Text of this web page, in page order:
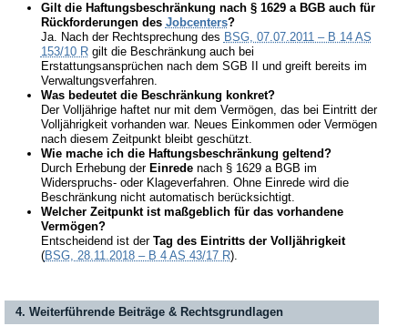
Gilt die Haftungsbeschränkung nach § 1629 a BGB auch für
Rückforderungen des Jobcenters?
Ja. Nach der Rechtsprechung des BSG, 07.07.2011 – B 14 AS
153/10 Rgilt die Beschränkung auch bei
Erstattungsansprüchen nach dem SGB II und greift bereits im
Verwaltungsverfahren.
Was bedeutet die Beschränkung konkret?
Der Volljährige haftet nur mit dem Vermögen, das bei Eintritt der
Volljährigkeit vorhanden war. Neues Einkommen oder Vermögen
nach diesem Zeitpunkt bleibt geschützt.
Wie mache ich die Haftungsbeschränkung geltend?
Durch Erhebung der Einredenach § 1629 a BGB im
Widerspruchs- oder Klageverfahren. Ohne Einrede wird die
Beschränkung nicht automatisch berücksichtigt.
Welcher Zeitpunkt ist maßgeblich für das vorhandene
Vermögen?
Entscheidend ist der Tag des Eintritts der Volljährigkeit
(BSG, 28.11.2018 – B 4 AS 43/17 R).
4. Weiterführende Beiträge & Rechtsgrundlagen